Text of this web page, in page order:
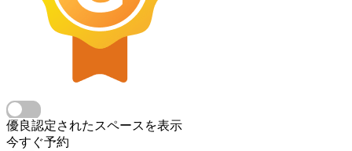
優良認定されたスペースを表示
今すぐ予約